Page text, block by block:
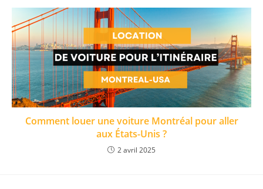
Comment louer une voiture Montréal pour aller
aux États-Unis ?
2 avril 2025